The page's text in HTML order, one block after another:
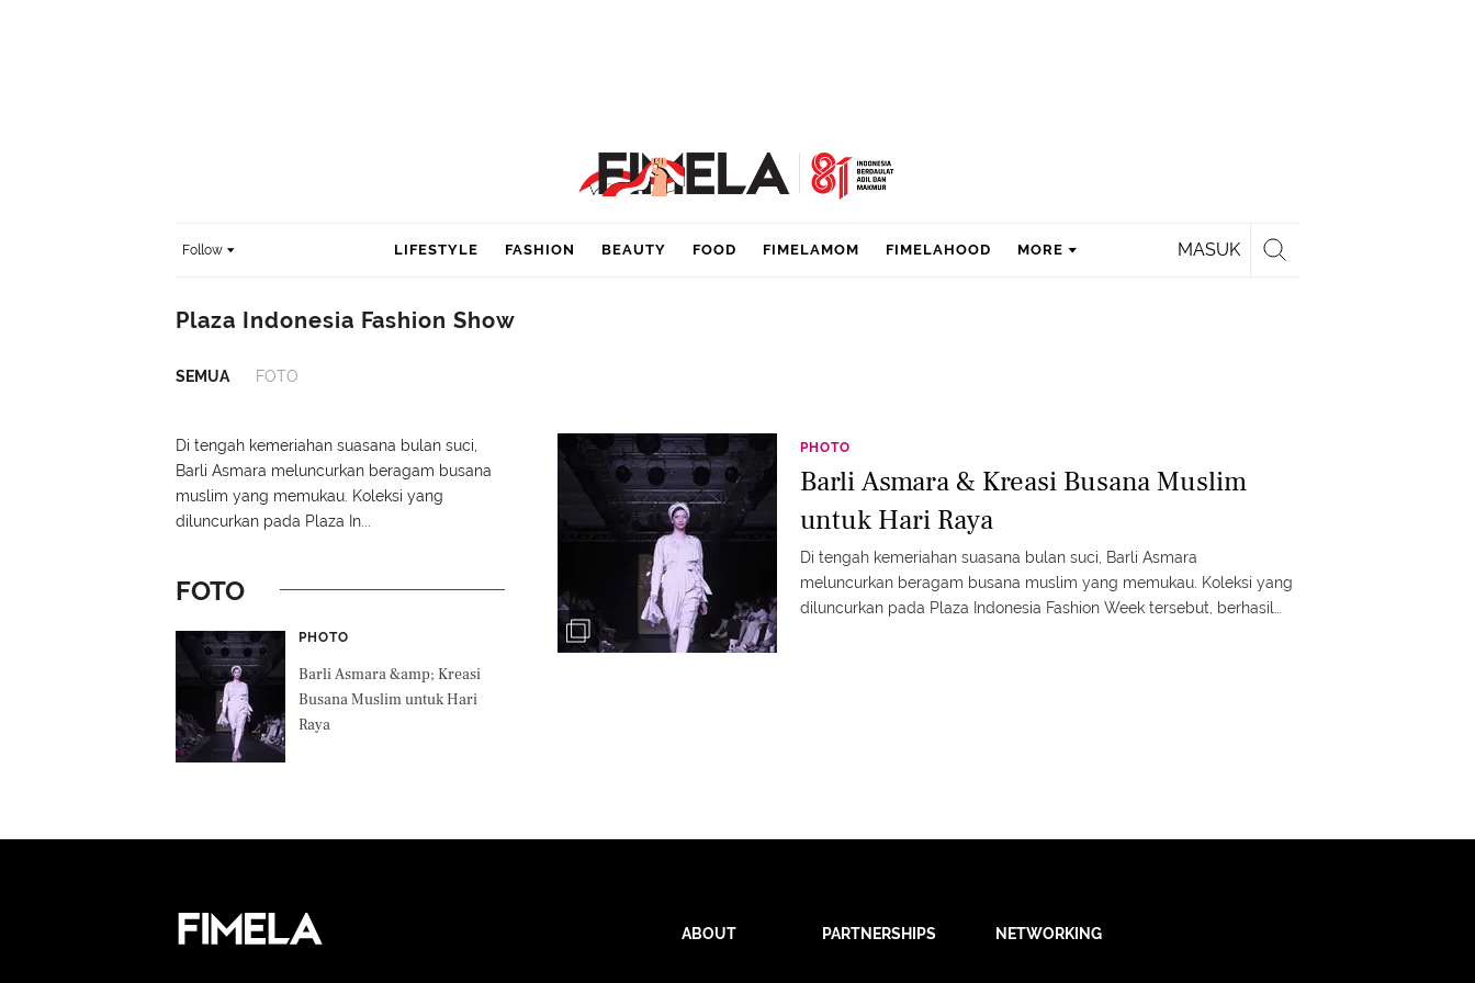
Follow MASUK
LIFESTYLE FASHION BEAUTY FOOD FIMELAMOM FIMELAHOOD MORE
Plaza Indonesia Fashion Show
SEMUA FOTO
Di tengah kemeriahan suasana bulan suci,
Barli Asmara meluncurkan beragam busana
muslim yang memukau. Koleksi yang
diluncurkan pada Plaza In...
FOTO
PHOTO
Barli Asmara &amp; Kreasi
Busana Muslim untuk Hari
Raya
PHOTO
Barli Asmara & Kreasi Busana Muslim
untuk Hari Raya
Di tengah kemeriahan suasana bulan suci, Barli Asmara
meluncurkan beragam busana muslim yang memukau. Koleksi yang
diluncurkan pada Plaza Indonesia Fashion Week tersebut, berhasil
ABOUT PARTNERSHIPS NETWORKING